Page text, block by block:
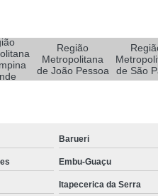
para Pé Diabético
Tratamento com Oxigênio
Tratamento de Feridas
em Sorocaba
para Cicatrização de Feridas
Região
Metropolitana
de João Pessoa
de São
Barueri
Embu-Guaçu
Itapecerica da Serra